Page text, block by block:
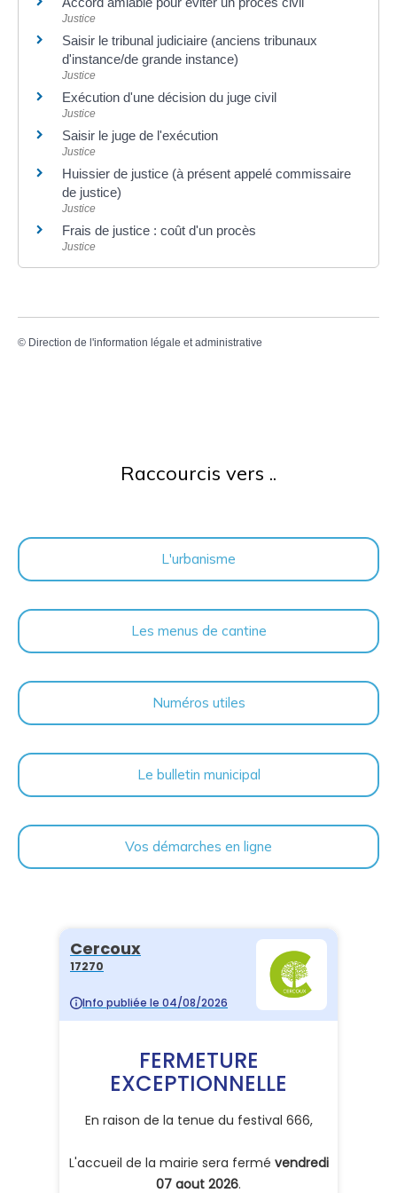
Justice
Saisir le tribunal judiciaire (anciens tribunaux
d'instance/de grande instance)
Justice
Exécution d'une décision du juge civil
Justice
Saisir le juge de l'exécution
Justice
Huissier de justice (à présent appelé commissaire
de justice)
Justice
Frais de justice : coût d'un procès
Justice
© Direction de l'information légale et administrative
Raccourcis vers ..
L'urbanisme
Les menus de cantine
Numéros utiles
Le bulletin municipal
Vos démarches en ligne